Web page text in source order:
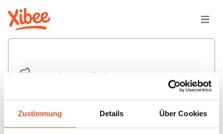
Zustimmung Details Über Cookies
Hygieneartikel